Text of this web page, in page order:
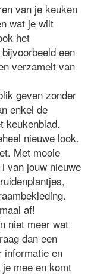
van je keuken
wat je wilt
het
een
verzamelt van
geven zonder
enkel de
keukenblad.
nieuwe look.
Met mooie
van jouw nieuwe
af!
niet meer wat
dan een
informatie en
mee en komt